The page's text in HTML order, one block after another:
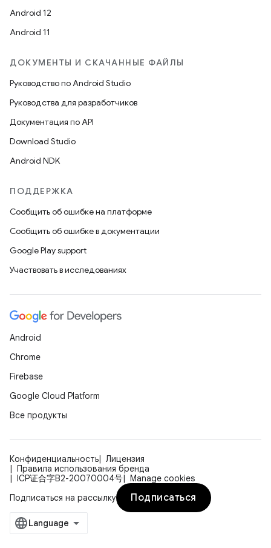
Android 12
Android 11
ДОКУМЕНТЫ И СКАЧАННЫЕ ФАЙЛЫ
Руководство по Android Studio
Руководства для разработчиков
Документация по API
Download Studio
Android NDK
ПОДДЕРЖКА
Сообщить об ошибке на платформе
Сообщить об ошибке в документации
Google Play support
Участвовать в исследованиях
Android
Chrome
Firebase
Google Cloud Platform
Все продукты
Конфиденциальность
Лицензия
Правила использования бренда
ICP证合字B2-20070004号
Manage cookies
Подписаться на рассылку
Подписаться